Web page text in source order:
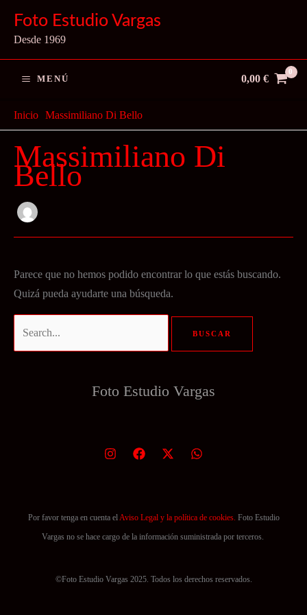
contenido
Foto Estudio Vargas
Desde 1969
MENÚ 0,00 €
Inicio Massimiliano Di Bello
Massimiliano Di
Bello
Parece que no hemos podido encontrar lo que estás buscando.
Quizá pueda ayudarte una búsqueda.
Foto Estudio Vargas
Por favor tenga en cuenta elAviso Legal y la política de cookies. Foto Estudio
Vargas no se hace cargo de la información suministrada por terceros.
©Foto Estudio Vargas 2025. Todos los derechos reservados.